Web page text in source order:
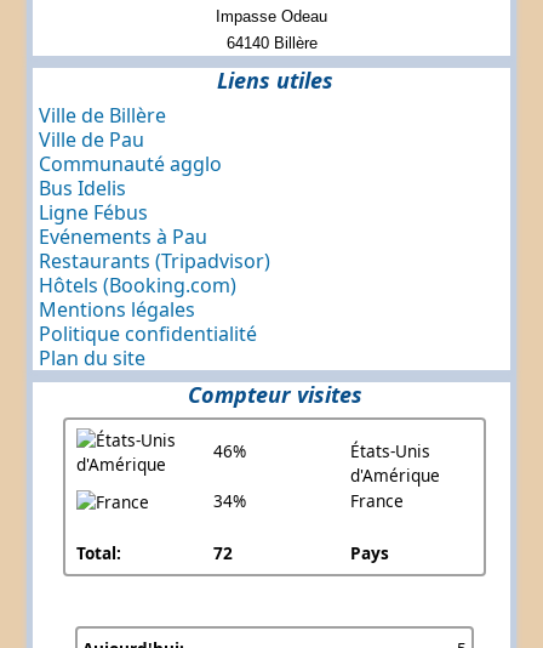
Impasse Odeau
64140 Billère
Liens utiles
Ville de Billère
Ville de Pau
Communauté agglo
Bus Idelis
Ligne Fébus
Evénements à Pau
Restaurants (Tripadvisor)
Hôtels (Booking.com)
Mentions légales
Politique confidentialité
Plan du site
Compteur visites
46%
États-Unis
d'Amérique
34%
France
Total: 72 Pays